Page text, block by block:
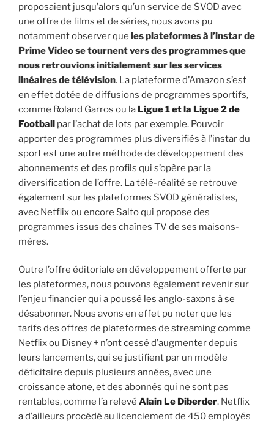
proposaient jusqu’alors qu’un service de SVOD avec
une offre de films et de séries, nous avons pu
notamment observer que les plateformes à l’instar de
Prime Video se tournent vers des programmes que
nous retrouvions initialement sur les services
linéaires de télévision. La plateforme d’Amazon s’est
en effet dotée de diffusions de programmes sportifs,
comme Roland Garros ou la Ligue 1 et la Ligue 2 de
Football par l’achat de lots par exemple. Pouvoir
apporter des programmes plus diversifiés à l’instar du
sport est une autre méthode de développement des
abonnements et des profils qui s’opère par la
diversification de l’offre. La télé-réalité se retrouve
également sur les plateformes SVOD généralistes,
avec Netflix ou encore Salto qui propose des
programmes issus des chaînes TV de ses maisons-
mères.
Outre l’offre éditoriale en développement offerte par
les plateformes, nous pouvons également revenir sur
l’enjeu financier qui a poussé les anglo-saxons à se
désabonner. Nous avons en effet pu noter que les
tarifs des offres de plateformes de streaming comme
Netflix ou Disney + n’ont cessé d’augmenter depuis
leurs lancements, qui se justifient par un modèle
déficitaire depuis plusieurs années, avec une
croissance atone, et des abonnés qui ne sont pas
rentables, comme l’a relevé Alain Le Diberder. Netflix
a d’ailleurs procédé au licenciement de 450 employés